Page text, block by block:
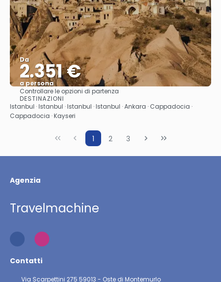
Da
2.351 €
a persona
Vedere
Controllare le opzioni di partenza
DESTINAZIONI
Istanbul · Istanbul · Istanbul · Istanbul · Ankara · Cappadocia ·
Cappadocia · Kayseri
1 2 3
Agenzia
Travelmachine
Contatti
Via Scarpettini 275 59013 - Oste di Montemurlo